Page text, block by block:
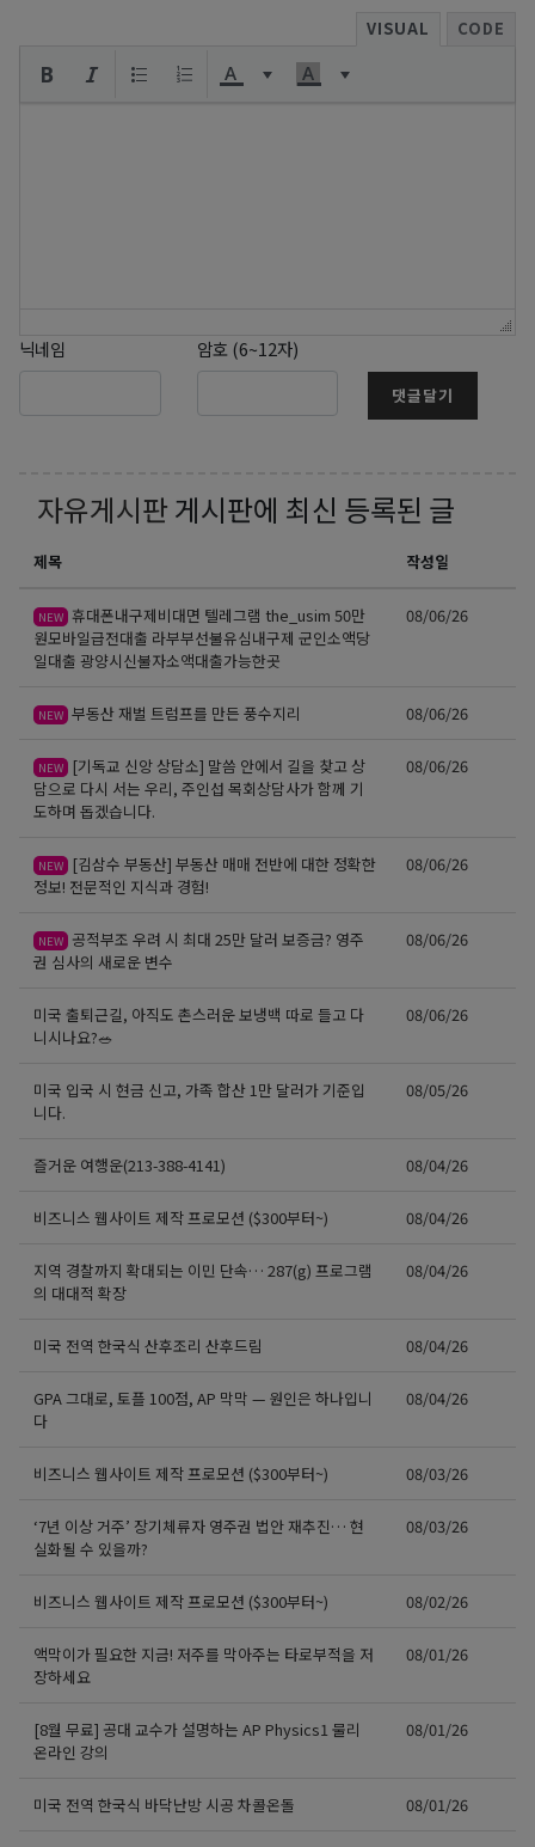
VISUAL CODE
닉네임 암호 (6~12자)
댓글달기
자유게시판 게시판에 최신 등록된 글
제목 작성일
NEW 휴대폰내구제비대면 텔레그램 the_usim 50만
원모바일급전대출 라부부선불유심내구제 군인소액당
일대출 광양시신불자소액대출가능한곳
08/06/26
NEW 부동산 재벌 트럼프를 만든 풍수지리 08/06/26
NEW
[기독교 신앙 상담소] 말씀 안에서 길을 찾고 상
담으로 다시 서는 우리, 주인섭 목회상담사가 함께 기
도하며 돕겠습니다.
08/06/26
NEW
[김삼수 부동산] 부동산 매매 전반에 대한 정확한
정보! 전문적인 지식과 경험!
08/06/26
NEW 공적부조 우려 시 최대 25만 달러 보증금? 영주
권 심사의 새로운 변수
08/06/26
미국 출퇴근길, 아직도 촌스러운 보냉백 따로 들고 다
니시나요?🥗
08/06/26
미국 입국 시 현금 신고, 가족 합산 1만 달러가 기준입
니다.
08/05/26
즐거운 여행운(213-388-4141) 08/04/26
비즈니스 웹사이트 제작 프로모션 ($300부터~) 08/04/26
지역 경찰까지 확대되는 이민 단속… 287(g) 프로그램
의 대대적 확장
08/04/26
미국 전역 한국식 산후조리 산후드림 08/04/26
GPA 그대로, 토플 100점, AP 막막 — 원인은 하나입니
다
08/04/26
비즈니스 웹사이트 제작 프로모션 ($300부터~) 08/03/26
‘7년 이상 거주’ 장기체류자 영주권 법안 재추진… 현
실화될 수 있을까?
08/03/26
비즈니스 웹사이트 제작 프로모션 ($300부터~) 08/02/26
액막이가 필요한 지금! 저주를 막아주는 타로부적을 저
장하세요
08/01/26
[8월 무료] 공대 교수가 설명하는 AP Physics1 물리
온라인 강의
08/01/26
미국 전역 한국식 바닥난방 시공 차콜온돌 08/01/26